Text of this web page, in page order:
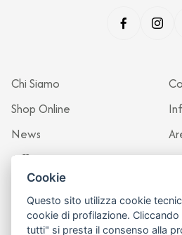
Chi Siamo
Shop Online
News
Officina
Cookie
Questo sito utilizza cookie
cookie di profilazione.
tutti" si presta il consenso alla